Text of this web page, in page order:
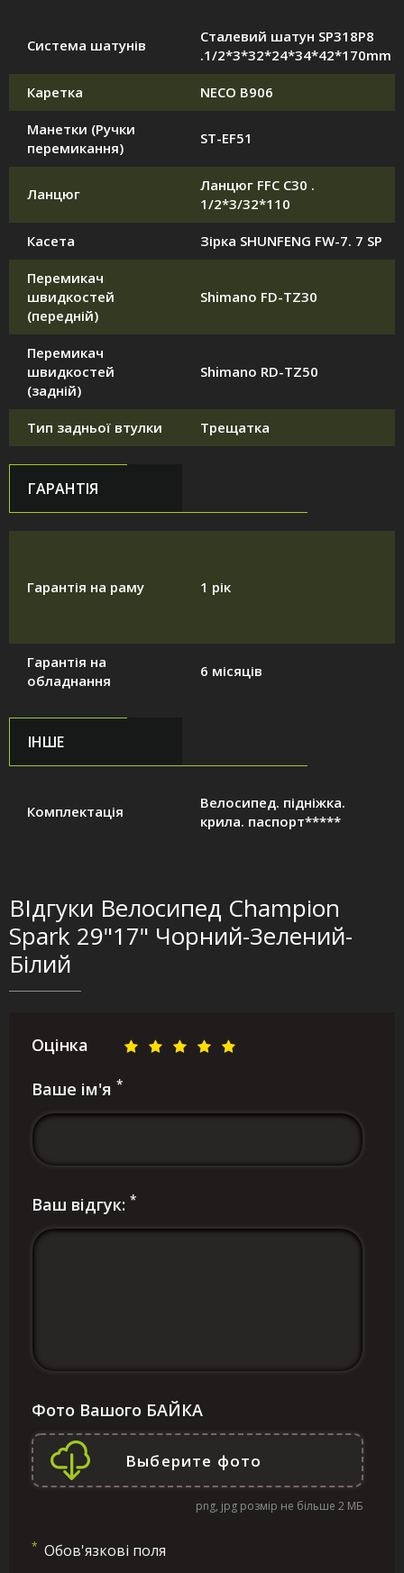
Система шатунів
Сталевий шатун SP318P8
.1/2*3*32*24*34*42*170mm
Каретка NECO B906
Манетки (Ручки
перемикання)
ST-EF51
Ланцюг
Ланцюг FFC C30 .
1/2*3/32*110
Касета Зірка SHUNFENG FW-7. 7 SP
Перемикач
швидкостей
(передній)
Shimano FD-TZ30
Перемикач
швидкостей
(задній)
Shimano RD-TZ50
Тип задньої втулки Трещатка
ГАРАНТІЯ
Гарантія на раму 1 рік
Гарантія на
обладнання
6 місяців
ІНШЕ
Комплектація
Велосипед. підніжка.
крила. паспорт*****
ВІдгуки Велосипед Champion
Spark 29"17" Чорний-Зелений-
Білий
Оцінка
Ваше ім'я *
Ваш відгук: *
Фото Вашого БАЙКА
png, jpg розмір не більше 2 МБ
* Обов'язкові поля